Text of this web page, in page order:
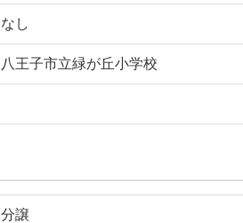
なし
八王子市立緑が丘小学校
分譲